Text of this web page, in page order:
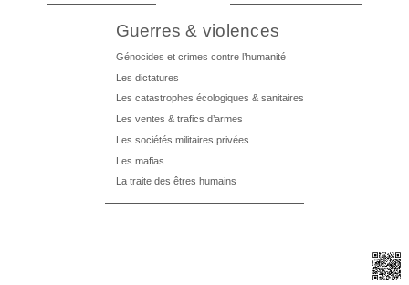
Guerres & violences
Génocides et crimes contre l’humanité
Les dictatures
Les catastrophes écologiques & sanitaires
Les ventes & trafics d’armes
Les sociétés militaires privées
Les mafias
La traite des êtres humains